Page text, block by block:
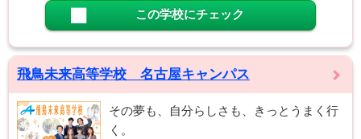
この学校にチェック
飛鳥未来高等学校 名古屋キャンパス
その夢も、自分らしさも、きっとうまく行
く。